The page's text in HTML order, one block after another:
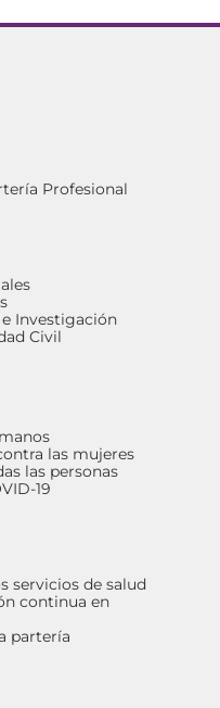
Profesional
Investigación
Civil
las mujeres
las personas
19
servicios de salud
continua en
partería